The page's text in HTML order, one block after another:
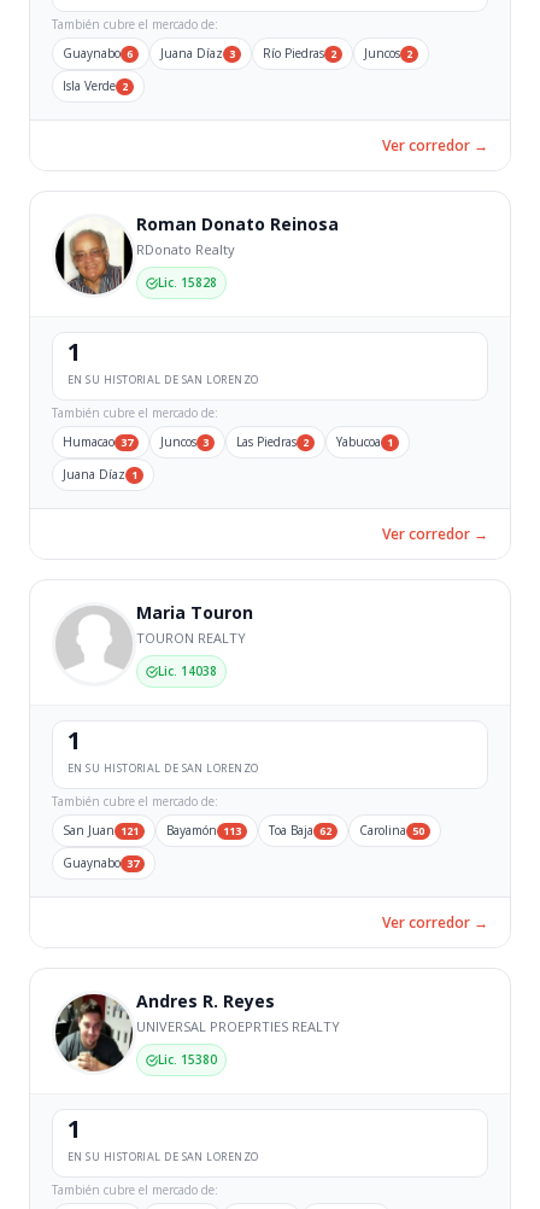
También cubre el mercado de:
Guaynabo 6 Juana Díaz 3 Río Piedras 2 Juncos 2
Isla Verde 2
Ver corredor →
Roman Donato Reinosa
RDonato Realty
Lic. 15828
1
EN SU HISTORIAL DE SAN LORENZO
También cubre el mercado de:
Humacao 37 Juncos 3 Las Piedras 2 Yabucoa 1
Juana Díaz 1
Ver corredor →
Maria Touron
TOURON REALTY
Lic. 14038
1
EN SU HISTORIAL DE SAN LORENZO
También cubre el mercado de:
San Juan 121 Bayamón 113 Toa Baja 62 Carolina 50
Guaynabo 37
Ver corredor →
Andres R. Reyes
UNIVERSAL PROEPRTIES REALTY
Lic. 15380
1
EN SU HISTORIAL DE SAN LORENZO
También cubre el mercado de: